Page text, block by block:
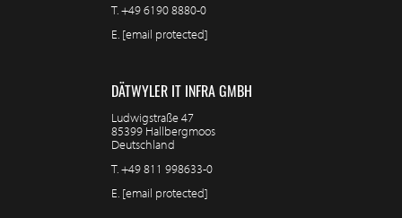
T.+49 6190 8880-0
E. [email protected]
DÄTWYLER IT INFRA GMBH
Ludwigstraße 47
85399 Hallbergmoos
Deutschland
T.+49 811 998633-0
E. [email protected]